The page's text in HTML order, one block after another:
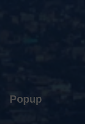
Popup